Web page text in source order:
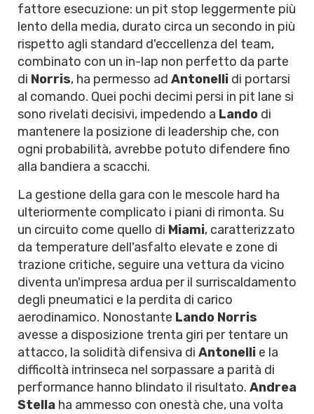
fattore esecuzione: un pit stop leggermente più
lento della media, durato circa un secondo in più
rispetto agli standard d'eccellenza del team,
combinato con un in-lap non perfetto da parte
di Norris, ha permesso ad Antonelli di portarsi
al comando. Quei pochi decimi persi in pit lane si
sono rivelati decisivi, impedendo a Lando di
mantenere la posizione di leadership che, con
ogni probabilità, avrebbe potuto difendere fino
alla bandiera a scacchi.
La gestione della gara con le mescole hard ha
ulteriormente complicato i piani di rimonta. Su
un circuito come quello di Miami, caratterizzato
da temperature dell'asfalto elevate e zone di
trazione critiche, seguire una vettura da vicino
diventa un'impresa ardua per il surriscaldamento
degli pneumatici e la perdita di carico
aerodinamico. Nonostante Lando Norris
avesse a disposizione trenta giri per tentare un
attacco, la solidità difensiva di Antonelli e la
difficoltà intrinseca nel sorpassare a parità di
performance hanno blindato il risultato. Andrea
Stella ha ammesso con onestà che, una volta